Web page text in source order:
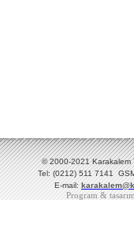
© 2000-2021 Karakalem
Tel: (0212) 511 7141
E-mail:
Program &